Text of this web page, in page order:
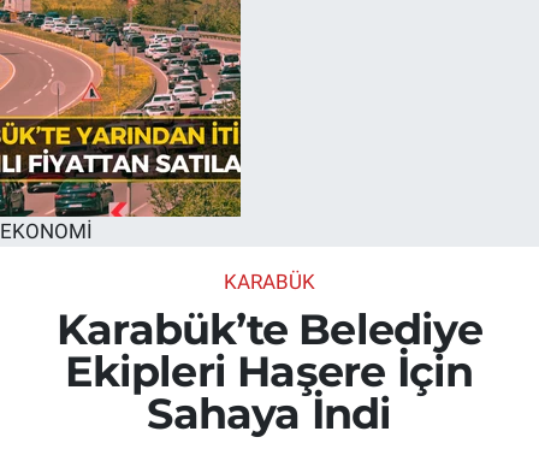
EKONOMİ
KARABÜK
Karabük’te Belediye
Ekipleri Haşere İçin
Sahaya İndi
Haber Arşivi